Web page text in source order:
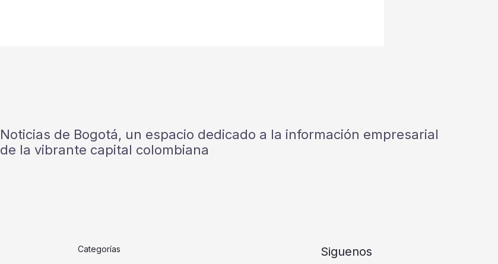
Noticias de Bogotá, un espacio dedicado a la información empresarial
de la vibrante capital colombiana
Categorías Siguenos